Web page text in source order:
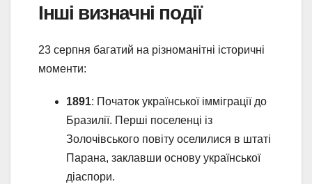
Інші визначні події
23 серпня багатий на різноманітні історичні
моменти:
1891: Початок української імміграції до
Бразилії. Перші поселенці із
Золочівського повіту оселилися в штаті
Парана, заклавши основу української
діаспори.